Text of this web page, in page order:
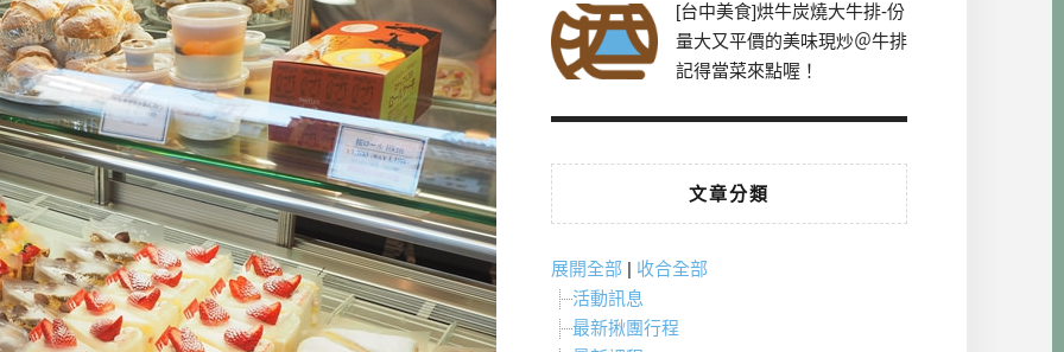
[台中美食]烘牛炭燒大牛排-份
量大又平價的美味現炒＠牛排
記得當菜來點喔！
文章分類
展開全部 | 收合全部
活動訊息
最新揪團行程